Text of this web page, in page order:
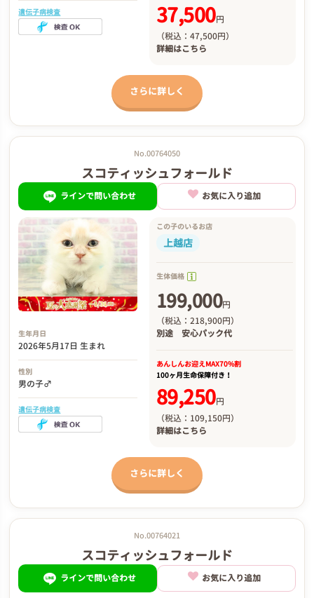
遺伝子病検査 37,500円
（税込：47,500円）
詳細はこちら
さらに詳しく
No.00764050
スコティッシュフォールド
ラインで問い合わせ お気に入り追加
生年月日
2026年5月17日 生まれ
性別
男の子♂
遺伝子病検査
この子のいるお店
上越店
生体価格
199,000円
（税込：218,900円）
別途 安心パック代
あんしんお迎えMAX70%割
100ヶ月生命保障付き！
89,250円
（税込：109,150円）
詳細はこちら
さらに詳しく
No.00764021
スコティッシュフォールド
ラインで問い合わせ お気に入り追加